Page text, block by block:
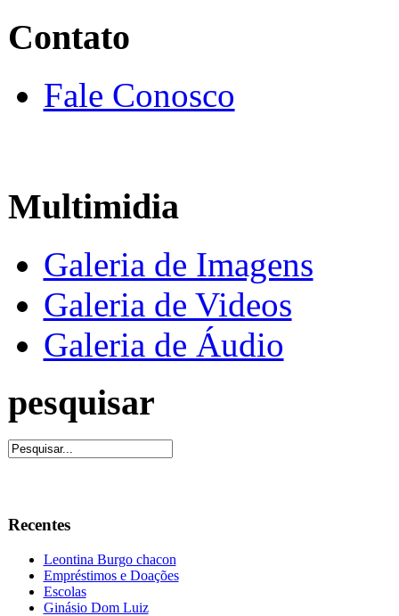
Contato
Fale Conosco
Multimidia
Galeria de Imagens
Galeria de Videos
Galeria de Áudio
pesquisar
Recentes
Leontina Burgo chacon
Empréstimos e Doações
Escolas
Ginásio Dom Luiz